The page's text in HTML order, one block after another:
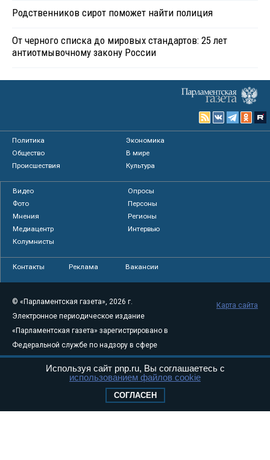
Родственников сирот поможет найти полиция
От черного списка до мировых стандартов: 25 лет
антиотмывочному закону России
Политика
Экономика
Общество
В мире
Происшествия
Культура
Видео
Опросы
Фото
Персоны
Мнения
Регионы
Медиацентр
Интервью
Колумнисты
Контакты Реклама Вакансии
© «Парламентская газета», 2026 г.
Электронное периодическое издание
«Парламентская газета» зарегистрировано в
Федеральной службе по надзору в сфере
связи, информационных технологий и
массовых коммуникаций (Роскомнадзор) 05
Свидетельство о регистрации Эл № ФС77-
Карта сайта
Используя сайт pnp.ru, Вы соглашаетесь с
использованием файлов cookie
СОГЛАСЕН